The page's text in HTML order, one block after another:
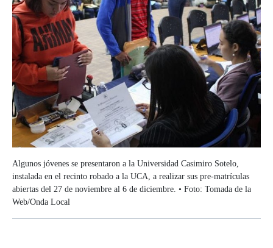
Algunos jóvenes se presentaron a la Universidad Casimiro Sotelo,
instalada en el recinto robado a la UCA, a realizar sus pre-matrículas
abiertas del 27 de noviembre al 6 de diciembre. • Foto: Tomada de la
Web/Onda Local